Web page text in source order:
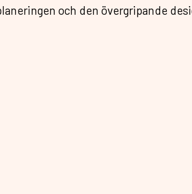
och den övergripande